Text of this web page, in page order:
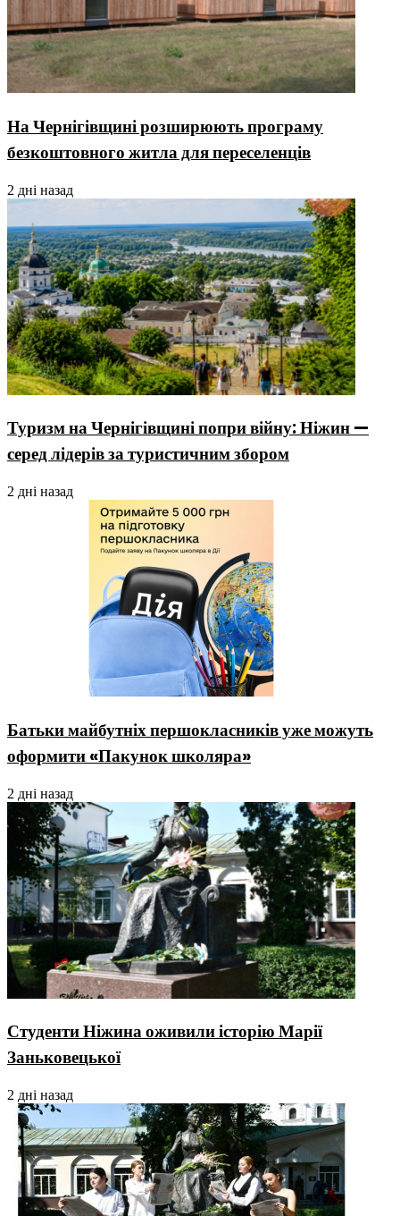
На Чернігівщині розширюють програму
безкоштовного житла для переселенців
2 дні назад
Туризм на Чернігівщині попри війну: Ніжин —
серед лідерів за туристичним збором
2 дні назад
Батьки майбутніх першокласників уже можуть
оформити «Пакунок школяра»
2 дні назад
Студенти Ніжина оживили історію Марії
Заньковецької
2 дні назад